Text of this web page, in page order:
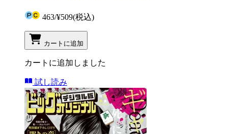
463/¥509(税込)
カートに追加
カートに追加しました
試し読み